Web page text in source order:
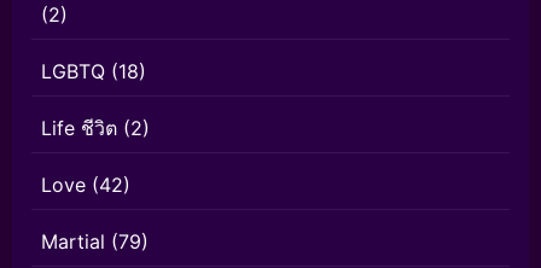
(2)
LGBTQ (18)
Life ชีวิต (2)
Love (42)
Martial (79)